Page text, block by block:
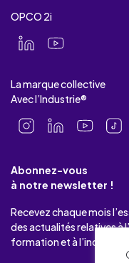
OPCO 2i
La marque collective
Avec l’Industrie®
Abonnez-vous
à notre newsletter !
Recevez chaque mois
des actualités relatives à
formation et à l’industrie.